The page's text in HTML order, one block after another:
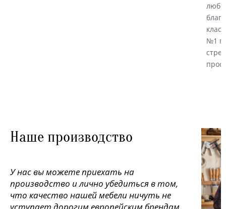
№1
Наше производство
У нас вы можете приехать на
производство и лично убедиться в том,
что качество нашей мебели ничуть не